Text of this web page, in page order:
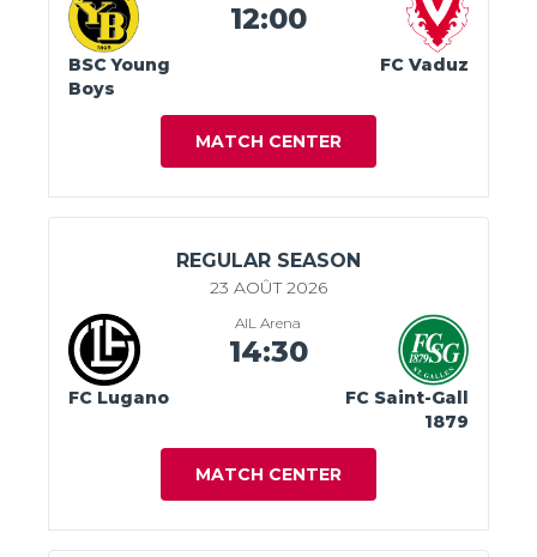
BSC Young
Boys
12:00
FC Vaduz
MATCH CENTER
REGULAR SEASON
23 AOÛT 2026
FC Lugano
AIL Arena
14:30
FC Saint-Gall
1879
MATCH CENTER